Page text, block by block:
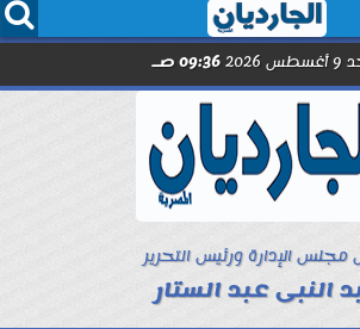
  
2026 09:36 صـ
مجلس الإدارة ورئيس التحرير
النبى عبد الستار